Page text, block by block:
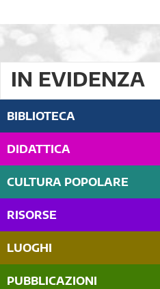
IN EVIDENZA
BIBLIOTECA
DIDATTICA
CULTURA POPOLARE
RISORSE
LUOGHI
PUBBLICAZIONI